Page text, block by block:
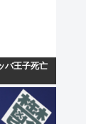
バ王子死亡